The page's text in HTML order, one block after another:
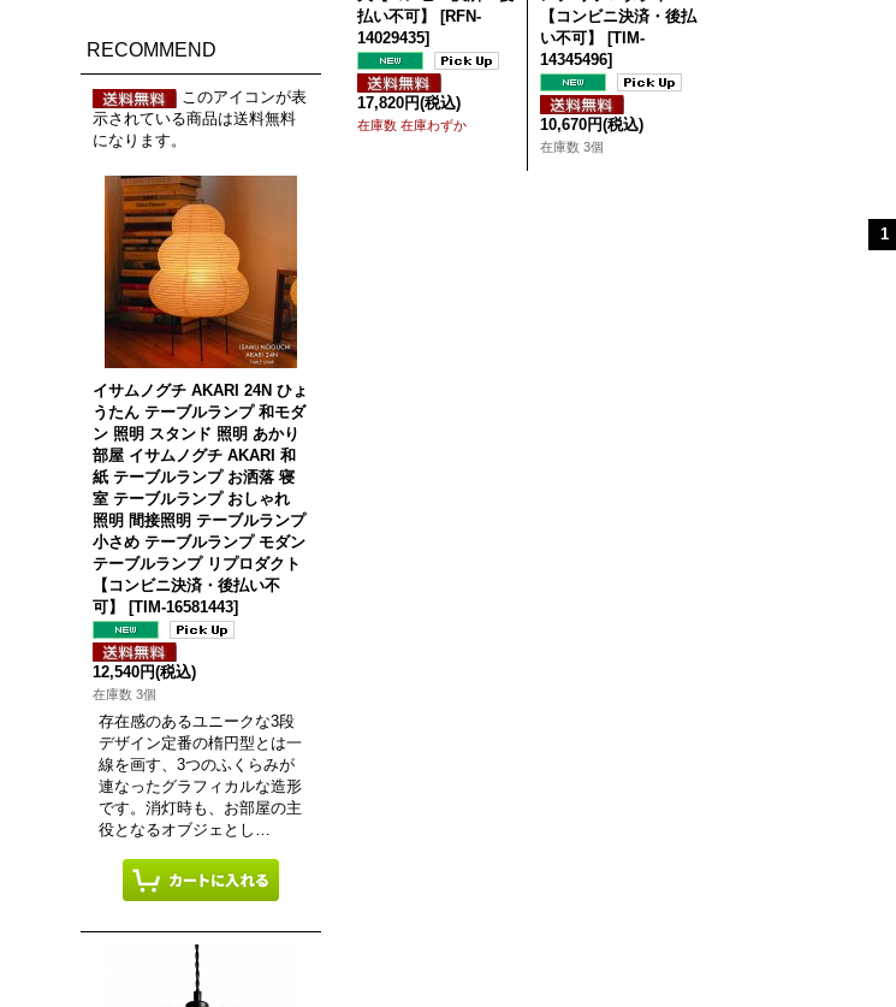
RECOMMEND
このアイコンが表
示されている商品は送料無料
になります。
イサムノグチ AKARI 24N ひょ
うたん テーブルランプ 和モダ
ン 照明 スタンド 照明 あかり
部屋 イサムノグチ AKARI 和
紙 テーブルランプ お洒落 寝
室 テーブルランプ おしゃれ
照明 間接照明 テーブルランプ
小さめ テーブルランプ モダン
テーブルランプ リプロダクト
【コンビニ決済・後払い不
可】
[TIM-16581443]
12,540円(税込)
在庫数 3個
存在感のあるユニークな3段
デザイン定番の楕円型とは一
線を画す、3つのふくらみが
連なったグラフィカルな造形
です。消灯時も、お部屋の主
役となるオブジェとし…
払い不可】
[RFN-
14029435]
17,820円(税込)
在庫数 在庫わずか
【コンビニ決済・後払
い不可】
[TIM-
14345496]
10,670円(税込)
在庫数 3個
1